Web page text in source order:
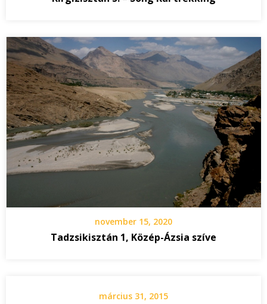
november 15, 2020
Tadzsikisztán 1, Közép-Ázsia szíve
március 31, 2015